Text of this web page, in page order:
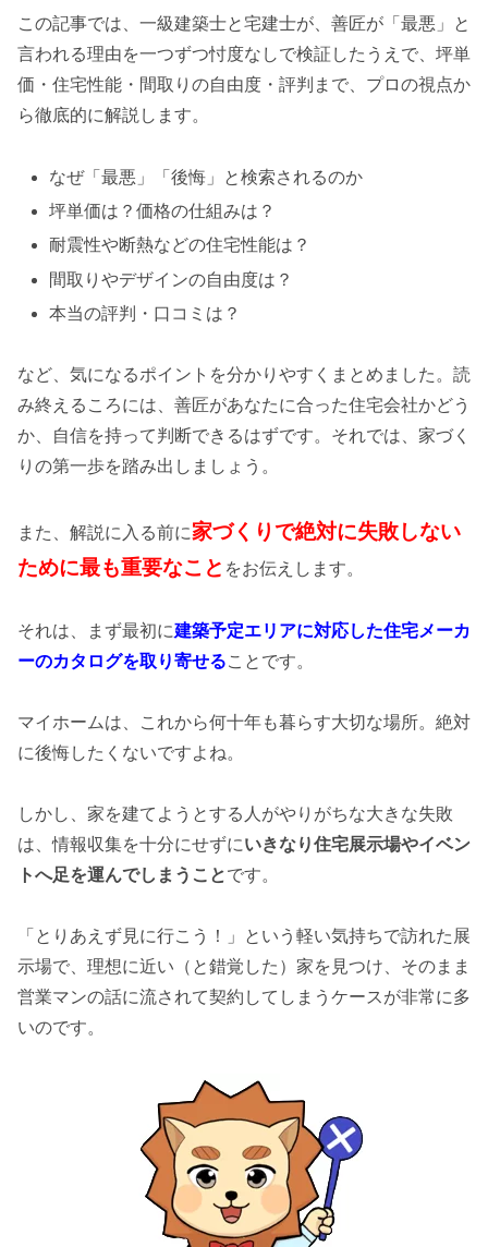
この記事では、一級建築士と宅建士が、善匠が「最悪」と
言われる理由を一つずつ忖度なしで検証したうえで、坪単
価・住宅性能・間取りの自由度・評判まで、プロの視点か
ら徹底的に解説します。
なぜ「最悪」「後悔」と検索されるのか
坪単価は？価格の仕組みは？
耐震性や断熱などの住宅性能は？
間取りやデザインの自由度は？
本当の評判・口コミは？
など、気になるポイントを分かりやすくまとめました。読
み終えるころには、善匠があなたに合った住宅会社かどう
か、自信を持って判断できるはずです。それでは、家づく
りの第一歩を踏み出しましょう。
また、解説に入る前に家づくりで絶対に失敗しない
ために最も重要なこと をお伝えします。
それは、まず最初に建築予定エリアに対応した住宅メーカ
ーのカタログを取り寄せることです。
マイホームは、これから何十年も暮らす大切な場所。絶対
に後悔したくないですよね。
しかし、家を建てようとする人がやりがちな大きな失敗
は、情報収集を十分にせずにいきなり住宅展示場やイベン
トへ足を運んでしまうことです。
「とりあえず見に行こう！」という軽い気持ちで訪れた展
示場で、理想に近い（と錯覚した）家を見つけ、そのまま
営業マンの話に流されて契約してしまうケースが非常に多
いのです。